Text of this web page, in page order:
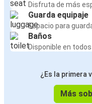
Disfruta de más
Guarda equipaje
Espacio para
Baños
Disponible en
¿Es la primera
Más